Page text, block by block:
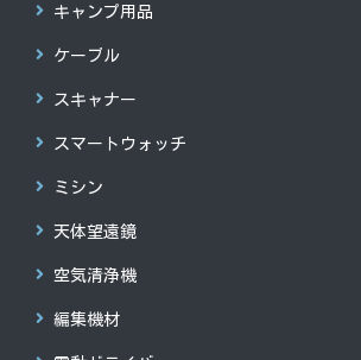
キャンプ用品
ケーブル
スキャナー
スマートウォッチ
ミシン
天体望遠鏡
空気清浄機
編集機材